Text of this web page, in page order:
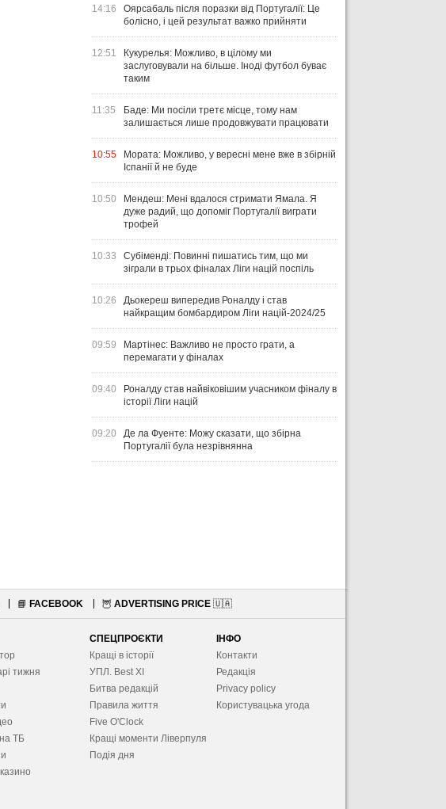
14:16
Оярсабаль після поразки від Португалії: Це
болісно, ​​і цей результат важко прийняти
12:51
Кукурелья: Можливо, в цілому ми
заслуговували на більше. Іноді футбол буває
таким
11:35
Баде: Ми посіли третє місце, тому нам
залишається лише продовжувати працювати
10:55
Мората: Можливо, у вересні мене вже в збірній
Іспанії й не буде
10:50
Мендеш: Мені вдалося стримати Ямала. Я
дуже радий, що допоміг Португалії виграти
трофей
10:33
Субіменді: Повинні пишатись тим, що ми
зіграли в трьох фіналах Ліги націй поспіль
10:26
Дьокереш випередив Роналду і став
найкращим бомбардиром Ліги націй-2024/25
09:59
Мартінес: Важливо не просто грати, а
перемагати у фіналах
09:40
Роналду став найвіковішим учасником фіналу в
історії Ліги націй
09:20
Де ла Фуенте: Можу сказати, що збірна
Португалії була незрівнянна
📘 FACEBOOK 🦉 ADVERTISING PRICE 🇺🇦
тижня
ТБ
СПЕЦПРОЄКТИ
Кращі в історії
УПЛ. Best XІ
Битва редакцій
Правила життя
Five O'Clock
Кращі моменти Ліверпуля
Подія дня
ІНФО
Контакти
Редакція
Privacy policy
Користувацька угода